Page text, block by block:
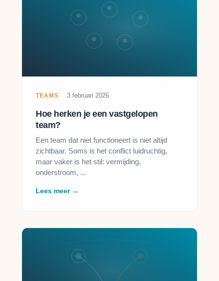
TEAMS 3 februari 2026
Hoe herken je een vastgelopen
team?
Een team dat niet functioneert is niet altijd
zichtbaar. Soms is het conflict luidruchtig,
maar vaker is het stil: vermijding,
onderstroom, ...
Lees meer →